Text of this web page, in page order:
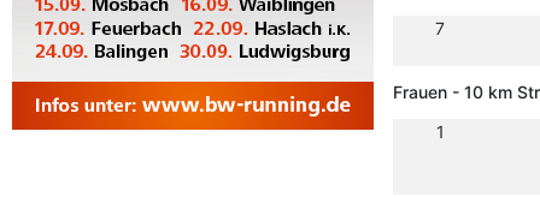
7
Frauen - 10 km
1